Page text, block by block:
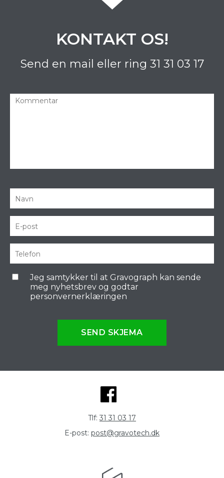
KONTAKT OS!
Send en mail eller ring 31 31 03 17
Jeg samtykker til at Gravograph kan sende
meg nyhetsbrev og godtar
personvernerklæringen
SEND SKJEMA
Tlf: 31 31 03 17
E-post: post@gravotech.dk